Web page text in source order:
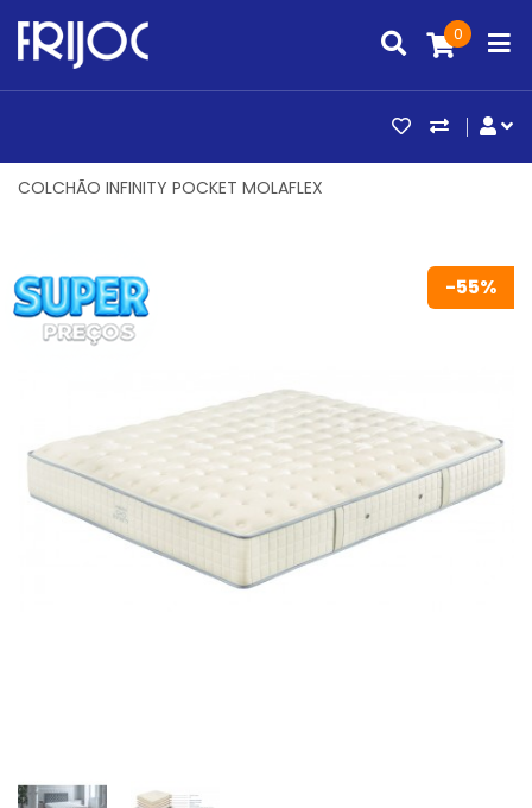
0
ARTIGOS
COLCHÃO INFINITY POCKET MOLAFLEX
-55%